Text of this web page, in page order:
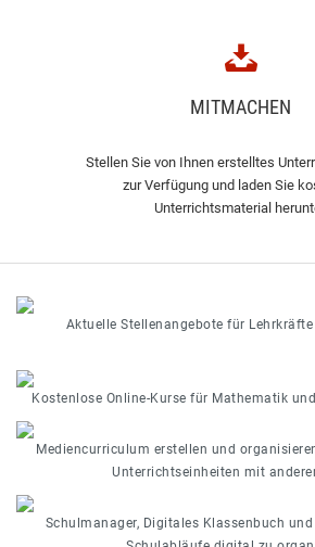
MITMACHEN
Stellen Sie von Ihnen erstelltes
zur Verfügung und laden Sie
Unterrichtsmaterial
Aktuelle Stellenangebote für
Kostenlose Online-Kurse für Mathematik
Mediencurriculum erstellen und
Unterrichtseinheiten mit
Schulmanager, Digitales Klassenbuch